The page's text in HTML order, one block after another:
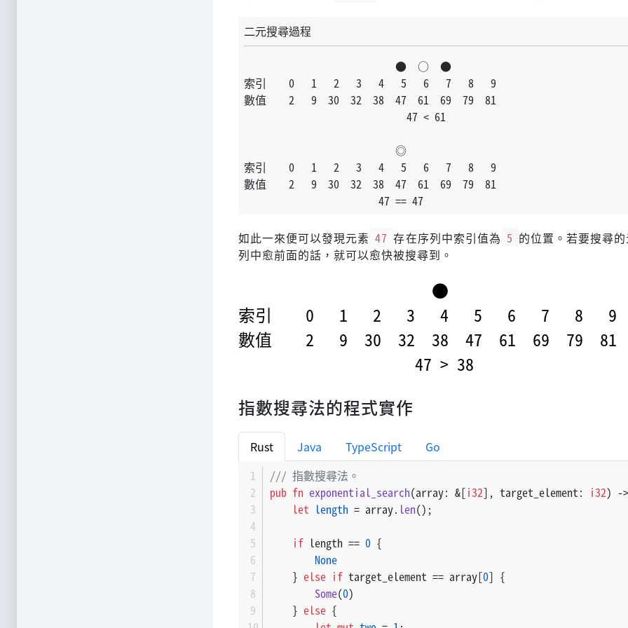
二元搜尋過程
                           ●  ○  ●
索引    0   1   2   3   4   5   6   7   8   9
數值    2   9  30  32  38  47  61  69  79  81
                             47 < 61
                           ◎
索引    0   1   2   3   4   5   6   7   8   9
數值    2   9  30  32  38  47  61  69  79  81
                        47 == 47
如此一來便可以發現元素 47 存在序列中索引值為 5 的位置。若要搜尋
列中愈前面的話，就可以愈快被搜尋到。
指數搜尋法的程式實作
Rust Java TypeScript
Go
/// 指數搜尋法。
pub fn exponential_search(array: &[i32], target_element: i32) ->
let length = array. len();
if length == 0 {
None
    }
else if target_element == array[0] {
Some(0)
    }
else {